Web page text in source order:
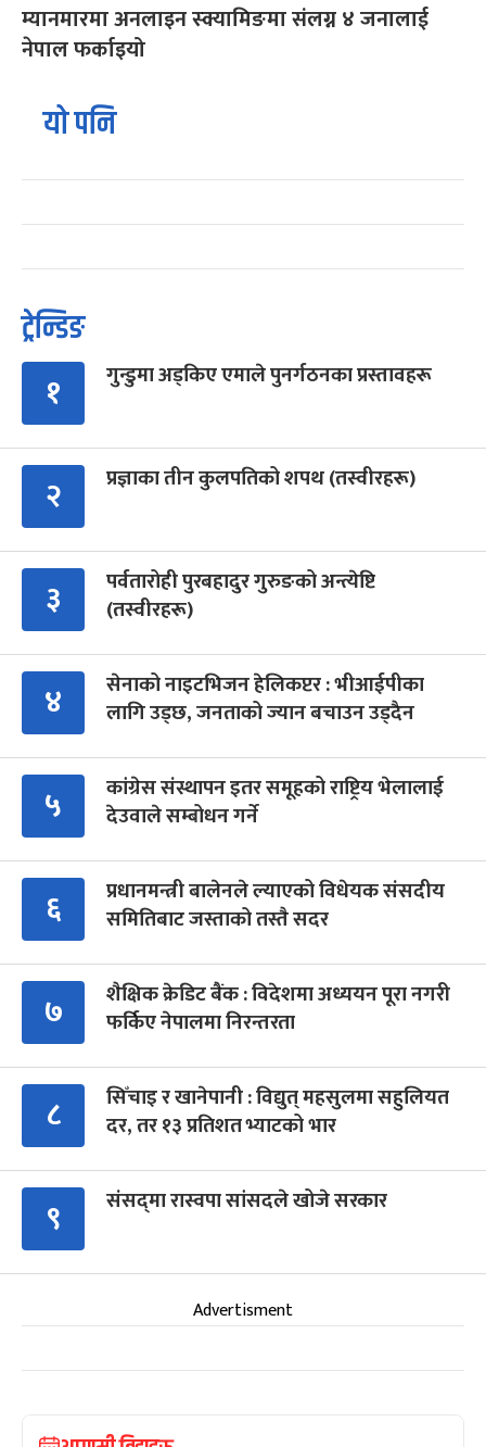
म्यानमारमा अनलाइन स्क्यामिङमा संलग्न ४ जनालाई
नेपाल फर्काइयो
यो पनि
ट्रेन्डिङ
१ गुन्डुमा अड्किए एमाले पुनर्गठनका प्रस्तावहरू
२ प्रज्ञाका तीन कुलपतिको शपथ (तस्वीरहरू)
३
पर्वतारोही पुरबहादुर गुरुङको अन्त्येष्टि
(तस्वीरहरू)
४
सेनाको नाइटभिजन हेलिकप्टर : भीआईपीका
लागि उड्छ, जनताको ज्यान बचाउन उड्दैन
५
कांग्रेस संस्थापन इतर समूहको राष्ट्रिय भेलालाई
देउवाले सम्बोधन गर्ने
६
प्रधानमन्त्री बालेनले ल्याएको विधेयक संसदीय
समितिबाट जस्ताको तस्तै सदर
७
शैक्षिक क्रेडिट बैंक : विदेशमा अध्ययन पूरा नगरी
फर्किए नेपालमा निरन्तरता
८
सिँचाइ र खानेपानी : विद्युत् महसुलमा सहुलियत
दर, तर १३ प्रतिशत भ्याटको भार
९ संसद्‍मा रास्वपा सांसदले खोजे सरकार
Advertisment